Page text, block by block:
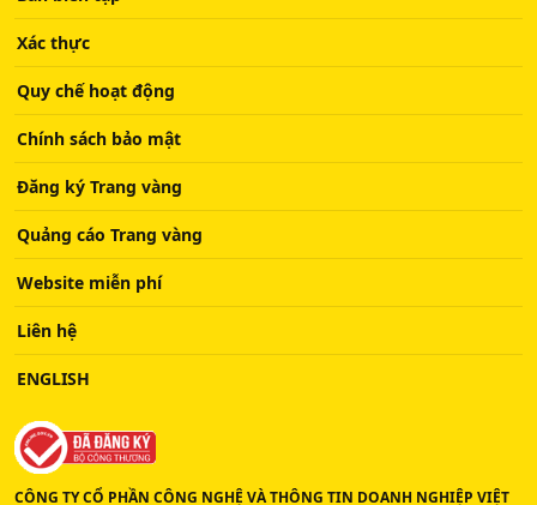
Xác thực
Quy chế hoạt động
Chính sách bảo mật
Đăng ký Trang vàng
Quảng cáo Trang vàng
Website miễn phí
Liên hệ
ENGLISH
CÔNG TY CỔ PHẦN CÔNG NGHỆ VÀ THÔNG TIN DOANH NGHIỆP VIỆT